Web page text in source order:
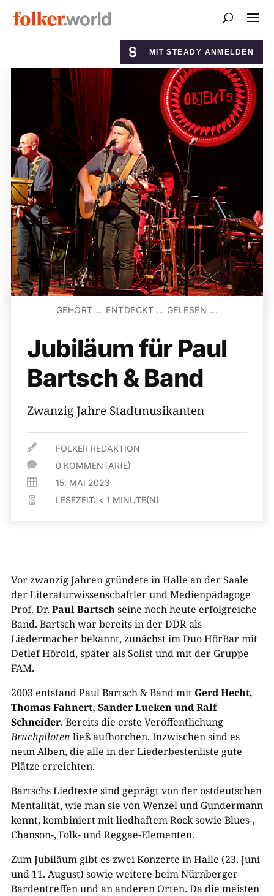
MIT STEADY ANMELDEN
GEHÖRT … ENTDECKT … GELESEN ...
Jubiläum für Paul
Bartsch & Band
Zwanzig Jahre Stadtmusikanten
 FOLKER REDAKTION
 0 KOMMENTAR(E)
 15. MAI 2023
 LESEZEIT: < 1 MINUTE(N)
Vor zwanzig Jahren gründete in Halle an der Saale
der Literaturwissenschaftler und Medienpädagoge
Prof. Dr. Paul Bartschseine noch heute erfolgreiche
Band. Bartsch war bereits in der DDR als
Liedermacher bekannt, zunächst im Duo HörBar mit
Detlef Hörold, später als Solist und mit der Gruppe
FAM.
2003 entstand Paul Bartsch & Band mit Gerd Hecht,
Thomas Fahnert, Sander Lueken und Ralf
Schneider. Bereits die erste Veröffentlichung
Bruchpiloten ließ aufhorchen. Inzwischen sind es
neun Alben, die alle in der Liederbestenliste gute
Plätze erreichten.
Bartschs Liedtexte sind geprägt von der ostdeutschen
Mentalität, wie man sie von Wenzel und Gundermann
kennt, kombiniert mit liedhaftem Rock sowie Blues-,
Chanson-, Folk- und Reggae-Elementen.
Zum Jubiläum gibt es zwei Konzerte in Halle (23. Juni
und 11. August) sowie weitere beim Nürnberger
Bardentreffen und an anderen Orten. Da die meisten